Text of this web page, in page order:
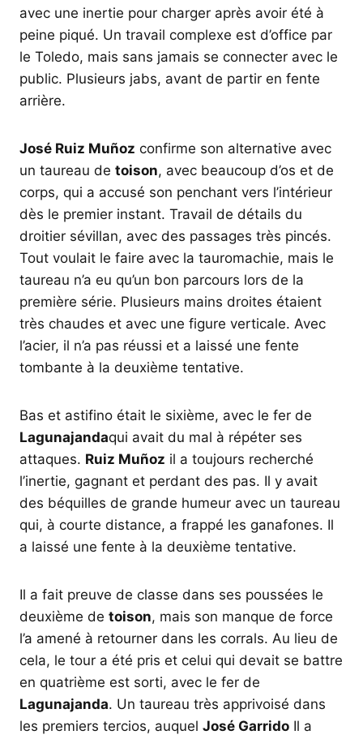
avec une inertie pour charger après avoir été à
peine piqué. Un travail complexe est d’office par
le Toledo, mais sans jamais se connecter avec le
public. Plusieurs jabs, avant de partir en fente
arrière.
José Ruiz Muñoz confirme son alternative avec
un taureau de toison, avec beaucoup d’os et de
corps, qui a accusé son penchant vers l’intérieur
dès le premier instant. Travail de détails du
droitier sévillan, avec des passages très pincés.
Tout voulait le faire avec la tauromachie, mais le
taureau n’a eu qu’un bon parcours lors de la
première série. Plusieurs mains droites étaient
très chaudes et avec une figure verticale. Avec
l’acier, il n’a pas réussi et a laissé une fente
tombante à la deuxième tentative.
Bas et astifino était le sixième, avec le fer de
Lagunajandaqui avait du mal à répéter ses
attaques. Ruiz Muñoz il a toujours recherché
l’inertie, gagnant et perdant des pas. Il y avait
des béquilles de grande humeur avec un taureau
qui, à courte distance, a frappé les ganafones. Il
a laissé une fente à la deuxième tentative.
Il a fait preuve de classe dans ses poussées le
deuxième de toison, mais son manque de force
l’a amené à retourner dans les corrals. Au lieu de
cela, le tour a été pris et celui qui devait se battre
en quatrième est sorti, avec le fer de
Lagunajanda. Un taureau très apprivoisé dans
les premiers tercios, auquel José Garrido Il a